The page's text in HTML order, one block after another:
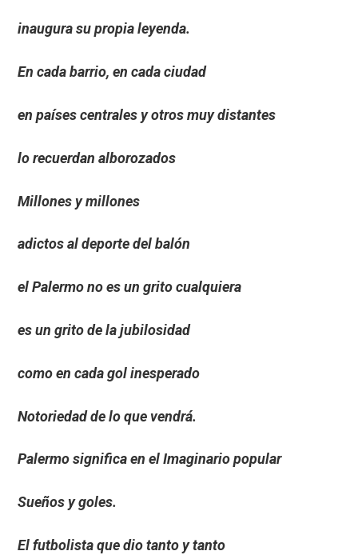
inaugura su propia leyenda.
En cada barrio, en cada ciudad
en países centrales y otros muy distantes
lo recuerdan alborozados
Millones y millones
adictos al deporte del balón
el Palermo no es un grito cualquiera
es un grito de la jubilosidad
como en cada gol inesperado
Notoriedad de lo que vendrá.
Palermo significa en el Imaginario popular
Sueños y goles.
El futbolista que dio tanto y tanto